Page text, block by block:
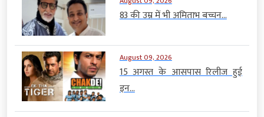
83 की उम्र में भी अमिताभ बच्चन...
August 09, 2026
15 अगस्त के आसपास रिलीज हुई
इन...